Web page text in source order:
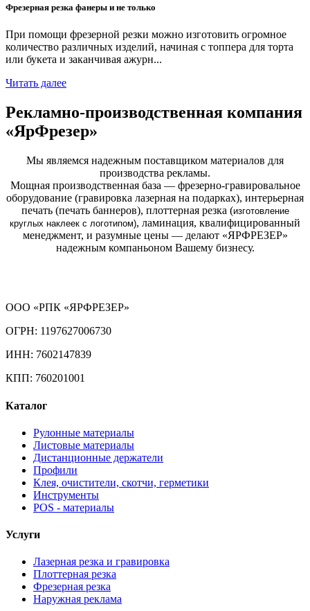
Фрезерная резка фанеры и не только
При помощи фрезерной резки можно изготовить огромное
количество различных изделий, начиная с топпера для торта
или букета и заканчивая ажурн...
Читать далее
Рекламно-производственная компания
«ЯрФрезер»
Мы являемся надежным поставщиком материалов для
производства рекламы.
Мощная производственная база — фрезерно-гравировальное
оборудование (гравировка лазерная на подарках), интерьерная
печать (печать баннеров), плоттерная резка (изготовление
круглых наклеек с логотипом), ламинация, квалифицированный
менеджмент, и разумные цены — делают «ЯРФРЕЗЕР»
надежным компаньоном Вашему бизнесу.
ООО «РПК «ЯРФРЕЗЕР»
ОГРН: 1197627006730
ИНН: 7602147839
КПП: 760201001
Каталог
Рулонные материалы
Листовые материалы
Дистанционные держатели
Профили
Клея, очистители, скотчи, герметики
Инструменты
POS - материалы
Услуги
Лазерная резка и гравировка
Плоттерная резка
Фрезерная резка
Наружная реклама